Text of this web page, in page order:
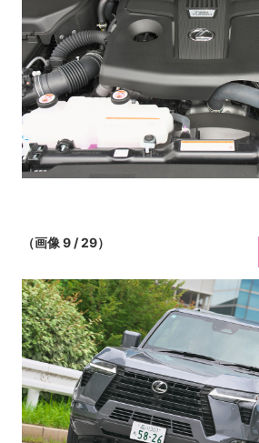
（画像 9 / 29）